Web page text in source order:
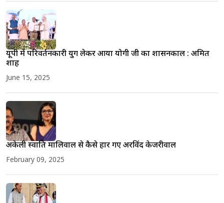
यूपी में परिवर्तनकारी युग लेकर आया योगी जी का शासनकाल : अमित
शाह
June 15, 2025
अकेली स्वाति मालिवाल से कैसे हार गए अरविंद केजरीवाल
February 09, 2025